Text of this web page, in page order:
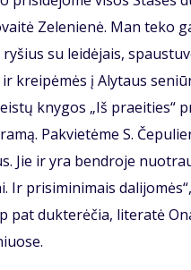
Zelenienė. Man
su leidėjais,
kreipėmės į Alytaus
knygos „Iš
Pakvietėme S.
Jie ir yra bendroje
Ir prisiminimais
pat dukterėčia, literatė